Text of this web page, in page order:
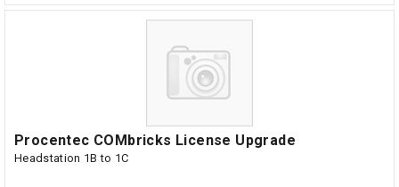
Procentec COMbricks License Upgrade
Headstation 1B to 1C